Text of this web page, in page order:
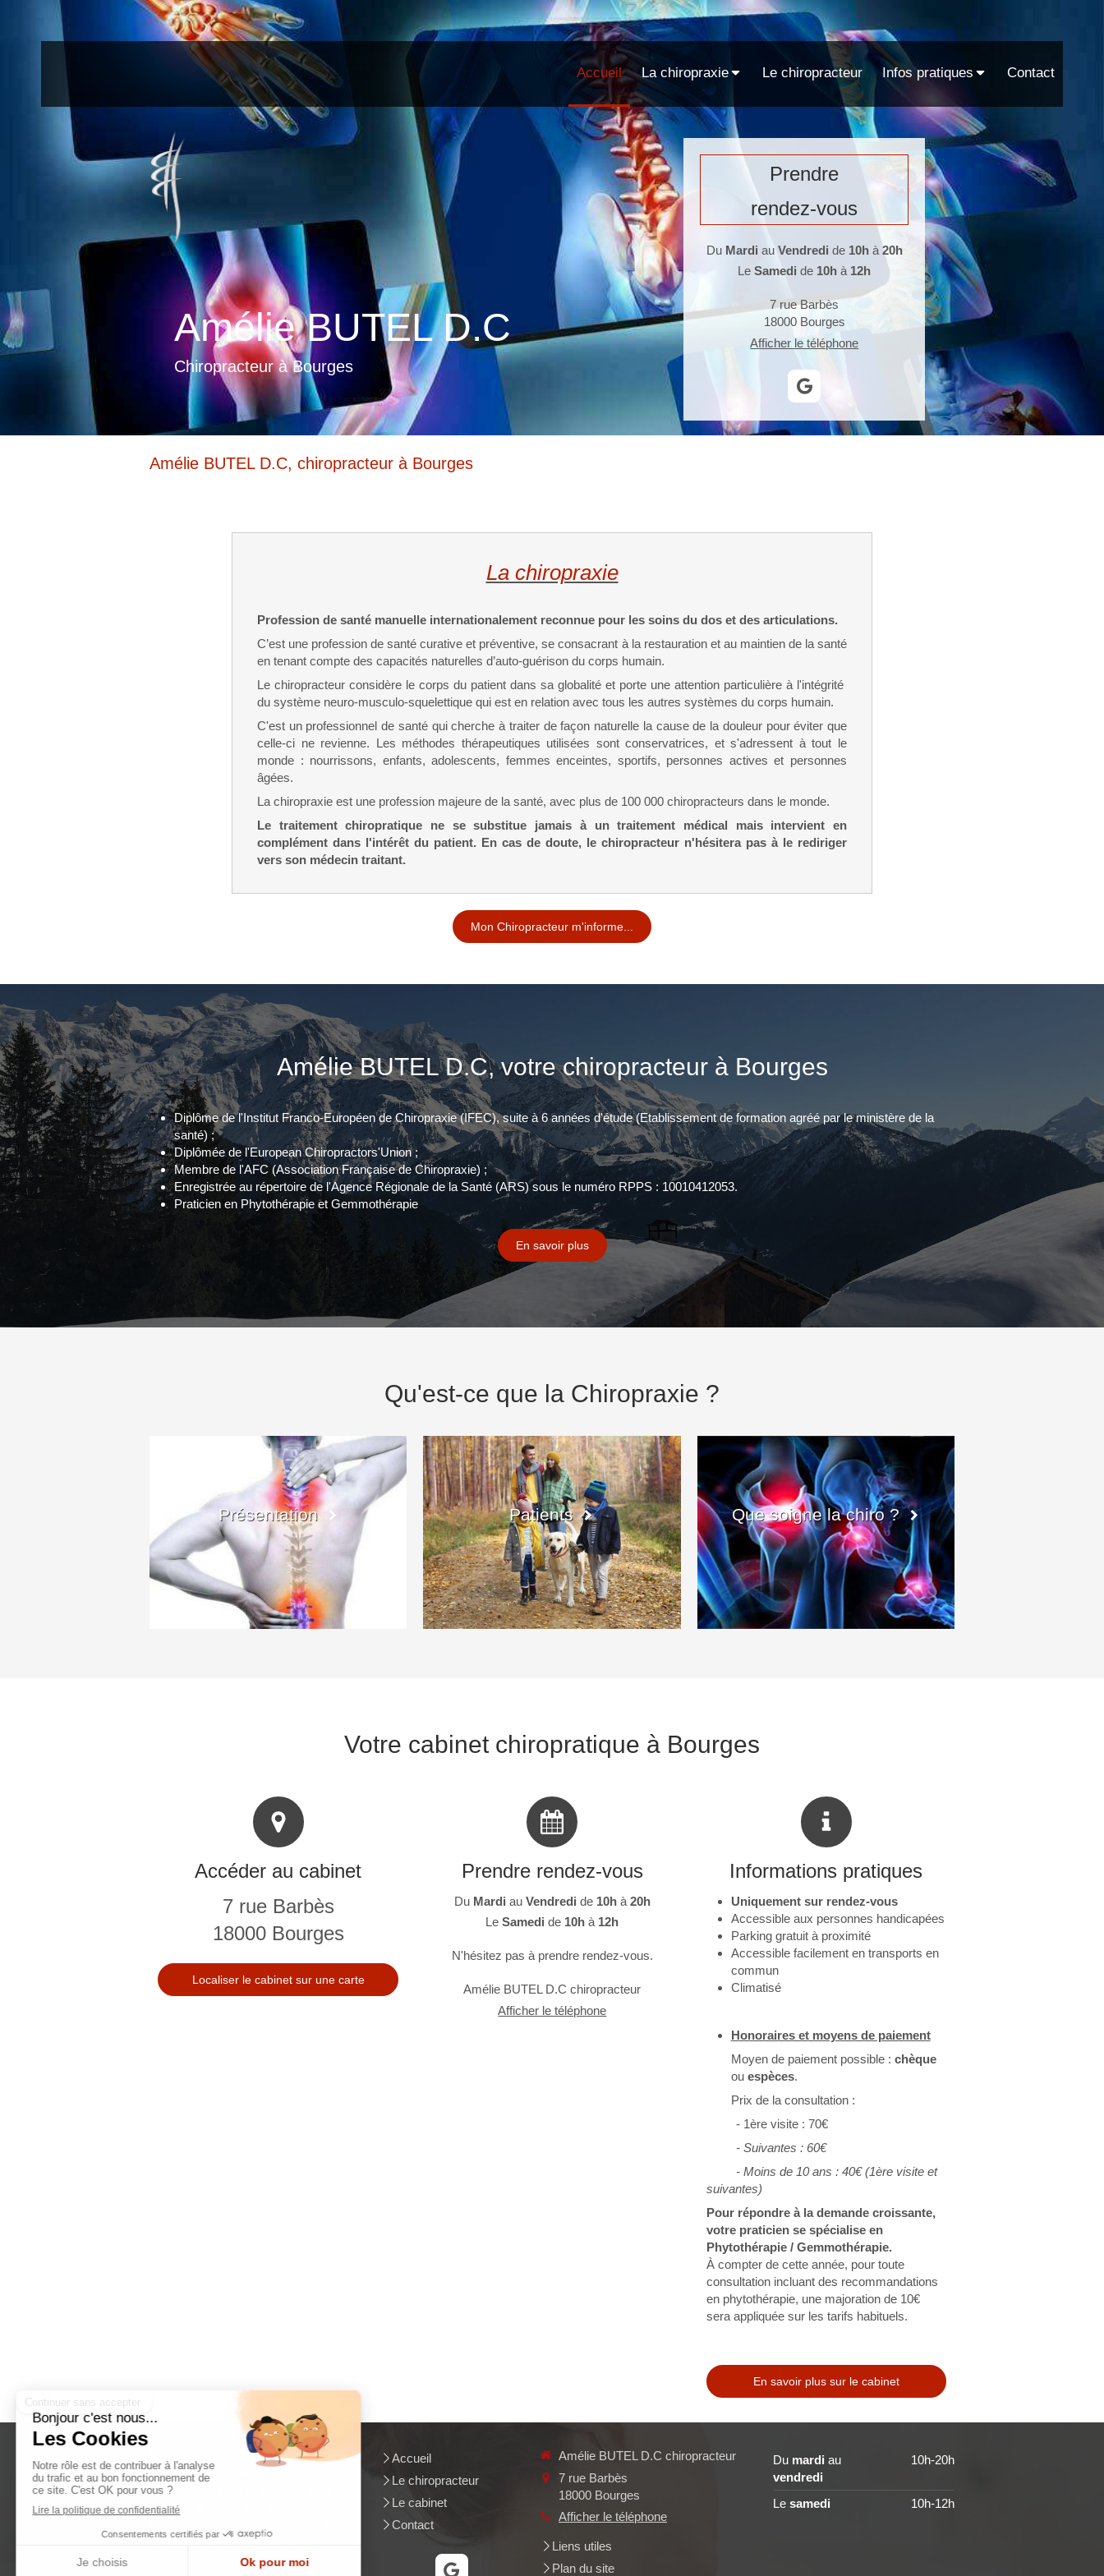
Accueil La chiropraxie Le chiropracteur Infos pratiques Contact
Amélie BUTEL D.C
Chiropracteur à Bourges
Prendre
rendez-vous
Du Mardi au Vendredi de 10hà 20h
LeSamedi de 10h à 12h
7 rue Barbès
18000 Bourges
Afficher le téléphone
Amélie BUTEL D.C, chiropracteur à Bourges
La chiropraxie
Profession de santé manuelle internationalement reconnue pour les soins du dos et des articulations.
C’est une profession de santé curative et préventive, se consacrant à la restauration et au maintien de la santé
en tenant compte des capacités naturelles d’auto-guérison du corps humain.
Le chiropracteur considère le corps du patient dans sa globalité et porte une attention particulière à l'intégrité
du système neuro-musculo-squelettique qui est en relation avec tous les autres systèmes du corps humain.
C'est un professionnel de santé qui cherche à traiter de façon naturelle la cause de la douleur pour éviter que
celle-ci ne revienne. Les méthodes thérapeutiques utilisées sont conservatrices, et s'adressent à tout le
monde : nourrissons, enfants, adolescents, femmes enceintes, sportifs, personnes actives et personnes
âgées.
La chiropraxie est une profession majeure de la santé, avec plus de 100 000 chiropracteurs dans le monde.
Le traitement chiropratique ne se substitue jamais à un traitement médical mais intervient en
complément dans l'intérêt du patient. En cas de doute, le chiropracteur n'hésitera pas à le rediriger
vers son médecin traitant.
Mon Chiropracteur m'informe...
Amélie BUTEL D.C, votre chiropracteur à Bourges
Diplôme de l'Institut Franco-Européen de Chiropraxie (IFEC), suite à 6 années d'étude (Etablissement de formation agréé par le ministère de la
santé) ;
Diplômée de l'European Chiropractors'Union ;
Membre de l'AFC (Association Française de Chiropraxie) ;
Enregistrée au répertoire de l'Agence Régionale de la Santé (ARS) sous le numéro RPPS : 10010412053.
Praticien en Phytothérapie et Gemmothérapie
En savoir plus
Qu'est-ce que la Chiropraxie ?
Présentation Patients Que soigne la chiro ?
Votre cabinet chiropratique à Bourges
Accéder au cabinet
7 rue Barbès
18000 Bourges
Localiser le cabinet sur une carte
Prendre rendez-vous
Du Mardi au Vendredi de 10hà 20h
LeSamedi de 10h à 12h
N'hésitez pas à prendre rendez-vous.
Amélie BUTEL D.C chiropracteur
Afficher le téléphone
Informations pratiques
Uniquement sur rendez-vous
Accessible aux personnes handicapées
Parking gratuit à proximité
Accessible facilement en transports en
commun
Climatisé
Honoraires et moyens de paiement
Moyen de paiement possible : chèque
ou espèces.
Prix de la consultation :
- 1ère visite : 70€
- Suivantes : 60€
- Moins de 10 ans : 40€(1ère visite et
suivantes)
Pour répondre à la demande croissante,
votre praticien se spécialise en
Phytothérapie / Gemmothérapie.
À compter de cette année, pour toute
consultation incluant des recommandations
en phytothérapie, une majoration de 10€
sera appliquée sur les tarifs habituels.
En savoir plus sur le cabinet
La santé est un état de complet bien-
être, physique, mental et sociale. Le
Chiropracteur est là pour soulager,
guérir et prévenir vos douleurs
vertébrale et neurologiques.
Accueil
Le chiropracteur
Le cabinet
Contact
Amélie BUTEL D.C chiropracteur
7 rue Barbès
18000 Bourges
Afficher le téléphone
Liens utiles
Plan du site
Du mardi au
vendredi
10h-20h
Le samedi 10h-12h